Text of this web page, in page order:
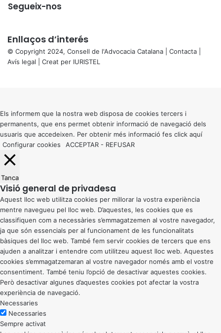
Segueix-nos
Enllaços d’interés
© Copyright 2024, Consell de l'Advocacia Catalana | Contacta
Avís legal | Creat per IURISTEL
button
Els informem que la nostra web disposa de cookies tercers i
permanents, que ens permet obtenir informació de navegació dels
usuaris que accedeixen. Per obtenir més informació fes click aquí
Configurar cookies
ACCEPTAR - REFUSAR
Tanca
Visió general de privadesa
Aquest lloc web utilitza cookies per millorar la vostra experiència
mentre navegueu pel lloc web. D’aquestes, les cookies que es
classifiquen com a necessàries s’emmagatzemen al vostre navegador,
ja que són essencials per al funcionament de les funcionalitats
bàsiques del lloc web. També fem servir cookies de tercers que ens
ajuden a analitzar i entendre com utilitzeu aquest lloc web. Aquestes
cookies s’emmagatzemaran al vostre navegador només amb el vostre
consentiment. També teniu l’opció de desactivar aquestes cookies.
Però desactivar algunes d’aquestes cookies pot afectar la vostra
experiència de navegació.
Necessaries
Necessaries
Sempre activat